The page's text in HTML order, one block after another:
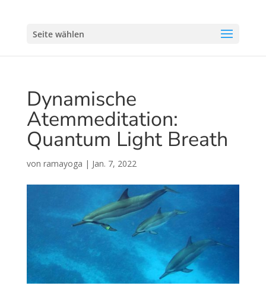
Seite wählen
Dynamische
Atemmeditation:
Quantum Light Breath
von ramayoga | Jan. 7, 2022